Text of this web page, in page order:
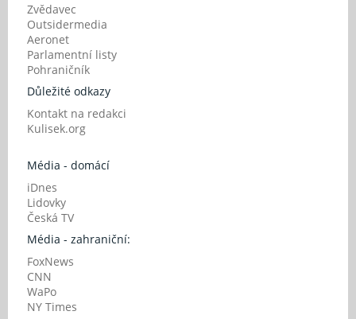
Zvědavec
Outsidermedia
Aeronet
Parlamentní listy
Pohraničník
Důležité odkazy
Kontakt na redakci
Kulisek.org
Média - domácí
iDnes
Lidovky
Česká TV
Média - zahraniční:
FoxNews
CNN
WaPo
NY Times